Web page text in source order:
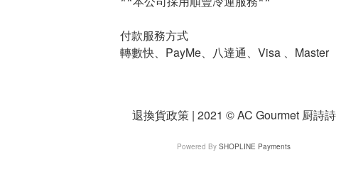
付款服務方式
轉數快、PayMe、八達通、Visa 、Master
退換貨政策 | 2021 © AC Gourmet 厨詩詩
Powered By SHOPLINE Payments